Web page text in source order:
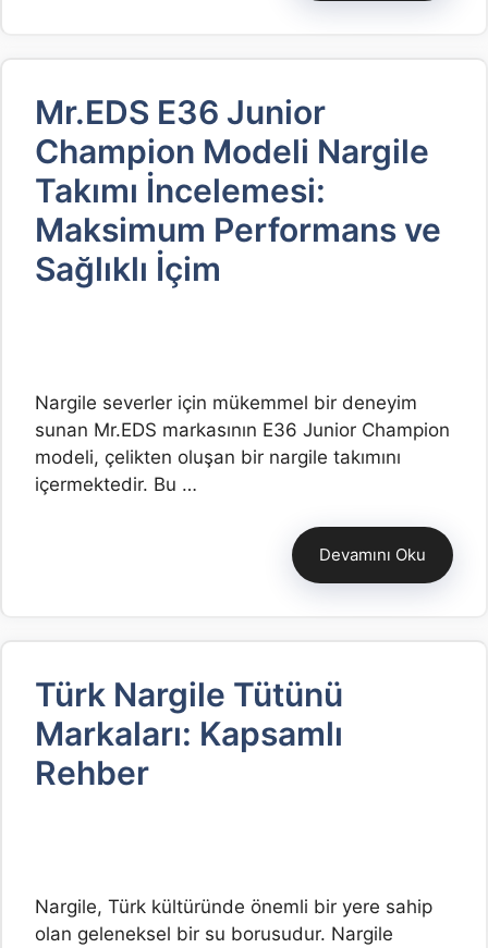
Mr.EDS E36 Junior
Champion Modeli Nargile
Takımı İncelemesi:
Maksimum Performans ve
Sağlıklı İçim
Nargile severler için mükemmel bir deneyim
sunan Mr.EDS markasının E36 Junior Champion
modeli, çelikten oluşan bir nargile takımını
içermektedir. Bu …
Devamını Oku
Türk Nargile Tütünü
Markaları: Kapsamlı
Rehber
Nargile, Türk kültüründe önemli bir yere sahip
olan geleneksel bir su borusudur. Nargile